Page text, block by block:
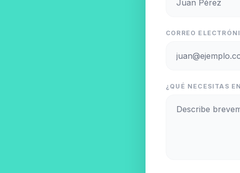
CORREO
¿QUÉ NECESITAS